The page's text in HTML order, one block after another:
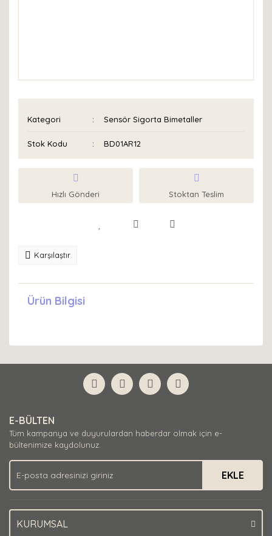
Kategori Sensör Sigorta Bimetaller
Stok Kodu BD01AR12
Hızlı Gönderi Stoktan Teslim
Karşılaştır
Ürün Bilgisi
E-BÜLTEN
Tüm kampanya ve duyurulardan haberdar olmak için e-
bültenimize kaydolunuz.
EKLE
KURUMSAL